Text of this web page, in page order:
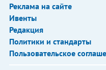
Реклама на сайте
Ивенты
Редакция
Политики и стандарты
Пользовательское